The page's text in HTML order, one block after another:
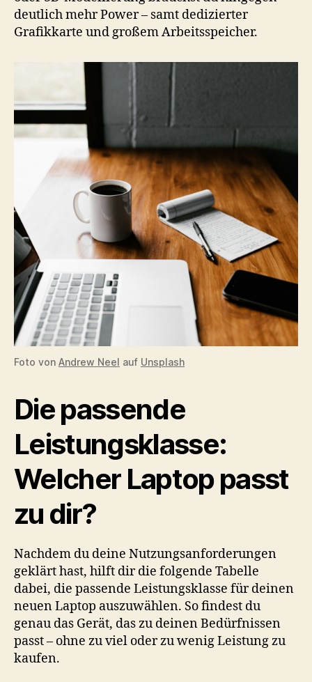
deutlich mehr Power – samt dedizierter
Grafikkarte und großem Arbeitsspeicher.
Foto von Andrew Neel auf Unsplash
Die passende
Leistungsklasse:
Welcher Laptop passt
zu dir?
Nachdem du deine Nutzungsanforderungen
geklärt hast, hilft dir die folgende Tabelle
dabei, die passende Leistungsklasse für deinen
neuen Laptop auszuwählen. So findest du
genau das Gerät, das zu deinen Bedürfnissen
passt – ohne zu viel oder zu wenig Leistung zu
kaufen.